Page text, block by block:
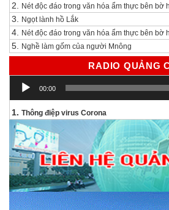
2. Nét độc đáo trong văn hóa ẩm thực bên bờ
3. Ngọt lành hồ Lắk
4. Nét độc đáo trong văn hóa ẩm thực bên bờ
5. Nghề làm gốm của người Mnông
RADIO QUẢNG
Trình
chơi
Audio
00:00
1. Thông điệp virus Corona